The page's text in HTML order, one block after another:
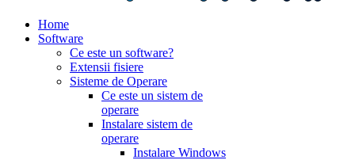
Home
Software
Ce este un software?
Extensii fisiere
Sisteme de Operare
Ce este un sistem de
operare
Instalare sistem de
operare
Instalare Windows